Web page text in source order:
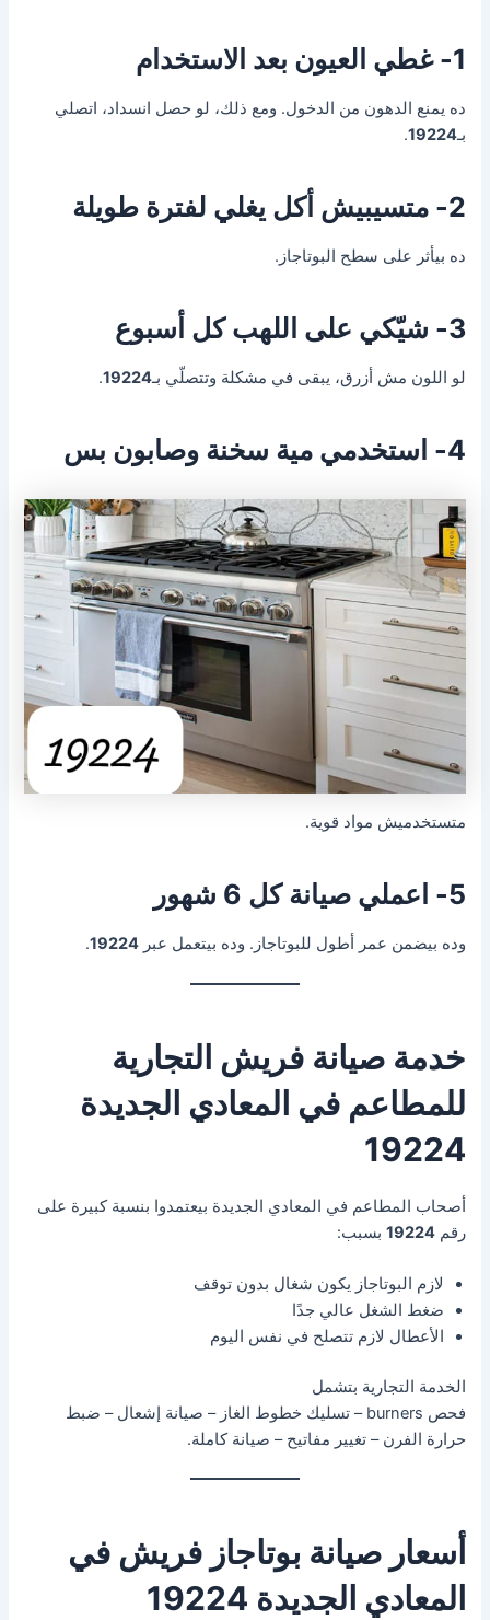
1- غطي العيون بعد الاستخدام
ده يمنع الدهون من الدخول. ومع ذلك، لو حصل انسداد، اتصلي
بـ19224
.
2- متسيبيش أكل يغلي لفترة طويلة
ده بيأثر على سطح البوتاجاز.
3- شيّكي على اللهب كل أسبوع
لو اللون مش أزرق، يبقى في مشكلة وتتصلّي بـ19224
.
4- استخدمي مية سخنة وصابون بس
متستخدميش مواد قوية.
5- اعملي صيانة كل 6 شهور
وده بيضمن عمر أطول للبوتاجاز. وده بيتعمل عبر19224
.
خدمة صيانة فريش التجارية
للمطاعم في المعادي الجديدة
19224
أصحاب المطاعم في المعادي الجديدة بيعتمدوا بنسبة كبيرة على
رقم19224 بسبب:
لازم البوتاجاز يكون شغال بدون توقف
ضغط الشغل عالي جدًا
الأعطال لازم تتصلح في نفس اليوم
الخدمة التجارية بتشمل
فحص burners – تسليك خطوط الغاز – صيانة إشعال – ضبط
حرارة الفرن – تغيير مفاتيح – صيانة كاملة.
أسعار صيانة بوتاجاز فريش في
المعادي الجديدة 19224